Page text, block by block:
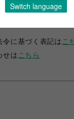
レーツ
令に基づく表記は こ
せは こちら
Switch language